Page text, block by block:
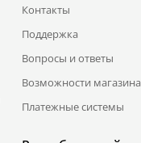
Контакты
Поддержка
Вопросы и ответы
Возможности магазина
Платежные системы